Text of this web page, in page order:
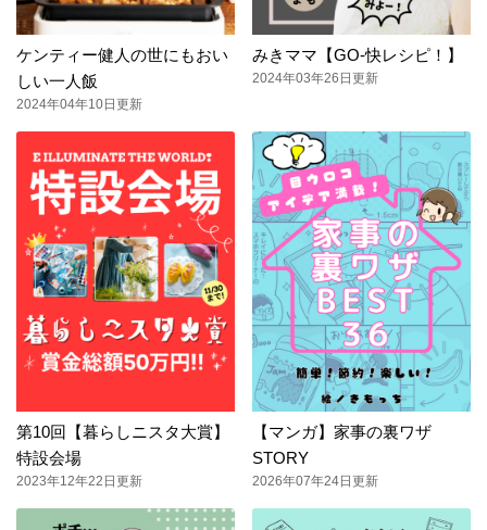
ケンティー健人の世にもおい
しい一人飯
2024年04年10日更新
みきママ【GO-快レシピ！】
2024年03年26日更新
第10回【暮らしニスタ大賞】
特設会場
2023年12年22日更新
【マンガ】家事の裏ワザ
STORY
2026年07年24日更新